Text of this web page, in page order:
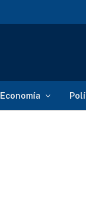
Economía